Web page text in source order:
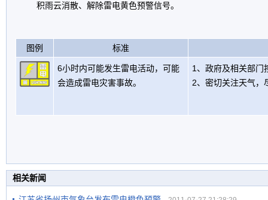
积雨云消散、解除雷电黄色预警信号。
图例 标准
6小时内可能发生雷电活动，可能
会造成雷电灾害事故。
1、政府及相关部门
2、密切关注天气，
相关新闻